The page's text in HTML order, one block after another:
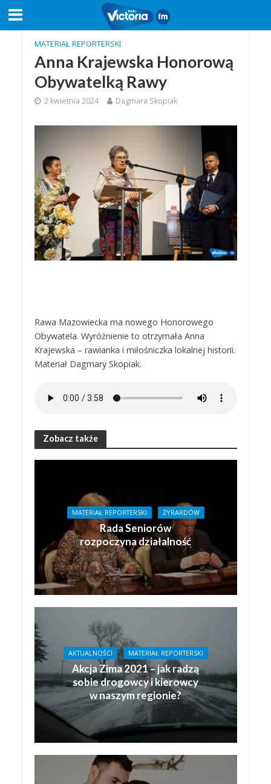
MATERIAŁ REPORTERSKI
Anna Krajewska Honorową
Obywatelką Rawy
2 kwietnia 2024 Dagmara Skopiak
Rawa Mazowiecka ma nowego Honorowego
Obywatela. Wyróżnienie to otrzymała Anna
Krajewska – rawianka i miłośniczka lokalnej historii.
Materiał Dagmary Skopiak.
Zobacz także
MATERIAŁ REPORTERSKI ŻYRARDÓW
Rada Seniorów
rozpoczyna działalność
AKTUALNOŚCI MATERIAŁ REPORTERSKI
Akcja Zima 2021 – jak radzą
sobie drogowcy i kierowcy
w naszym regionie?